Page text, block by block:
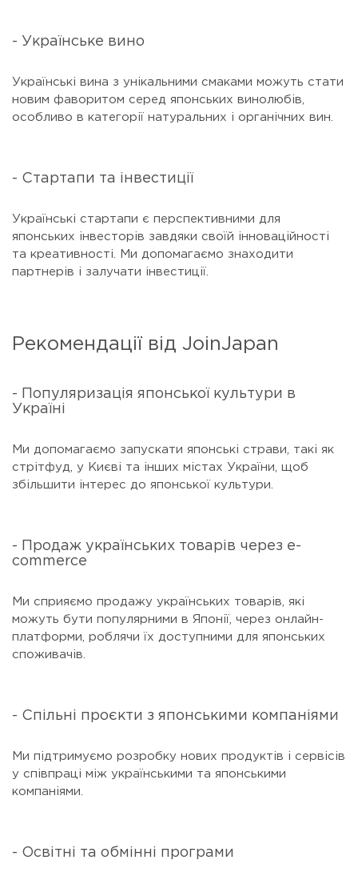
- Українське вино
Українські вина з унікальними смаками можуть стати
новим фаворитом серед японських винолюбів,
особливо в категорії натуральних і органічних вин.
- Стартапи та інвестиції
Українські стартапи є перспективними для
японських інвесторів завдяки своїй інноваційності
та креативності. Ми допомагаємо знаходити
партнерів і залучати інвестиції.
Рекомендації від JoinJapan
- Популяризація японської культури в
Україні
Ми допомагаємо запускати японські страви, такі як
стрітфуд, у Києві та інших містах України, щоб
збільшити інтерес до японської культури.
- Продаж українських товарів через e-
commerce
Ми сприяємо продажу українських товарів, які
можуть бути популярними в Японії, через онлайн-
платформи, роблячи їх доступними для японських
споживачів.
- Спільні проєкти з японськими компаніями
Ми підтримуємо розробку нових продуктів і сервісів
у співпраці між українськими та японськими
компаніями.
- Освітні та обмінні програми